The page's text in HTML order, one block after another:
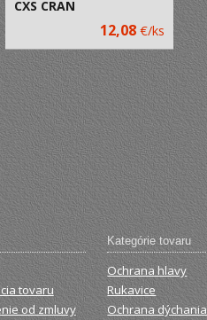
CXS CRAN
12,08 €/ks
tovaru
od zmluvy
Kategórie tovaru
Ochrana hlavy
Rukavice
Ochrana dýchania